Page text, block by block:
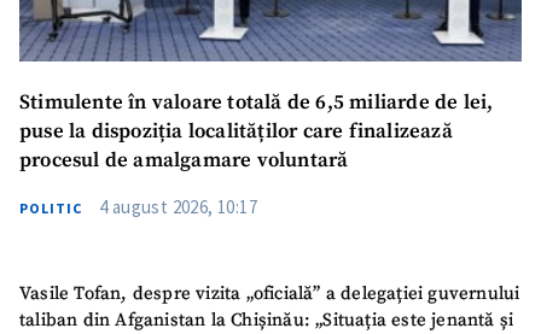
Stimulente în valoare totală de 6,5 miliarde de lei,
puse la dispoziția localităților care finalizează
procesul de amalgamare voluntară
POLITIC 4 august 2026, 10:17
Vasile Tofan, despre vizita „oficială” a delegației guvernului
taliban din Afganistan la Chișinău: „Situația este jenantă și